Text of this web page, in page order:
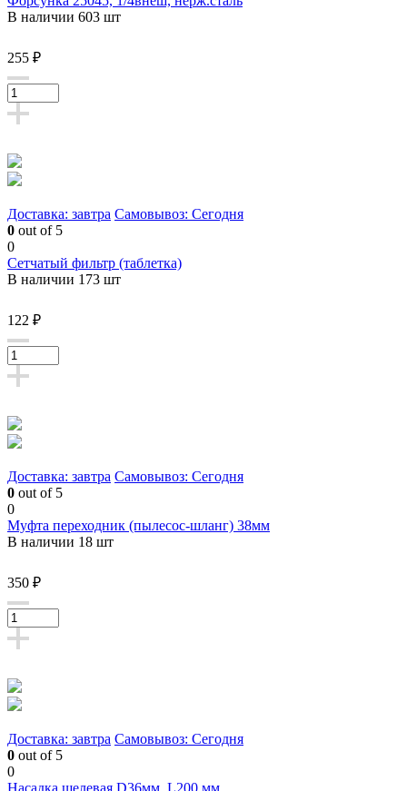
В наличии 603 шт
255 ₽
Доставка: завтра Самовывоз: Сегодня
0 out of 5
0
Сетчатый фильтр (таблетка)
В наличии 173 шт
122 ₽
Доставка: завтра Самовывоз: Сегодня
0 out of 5
0
Муфта переходник (пылесос-шланг) 38мм
В наличии 18 шт
350 ₽
Доставка: завтра Самовывоз: Сегодня
0 out of 5
0
Насадка щелевая D36мм, L200 мм